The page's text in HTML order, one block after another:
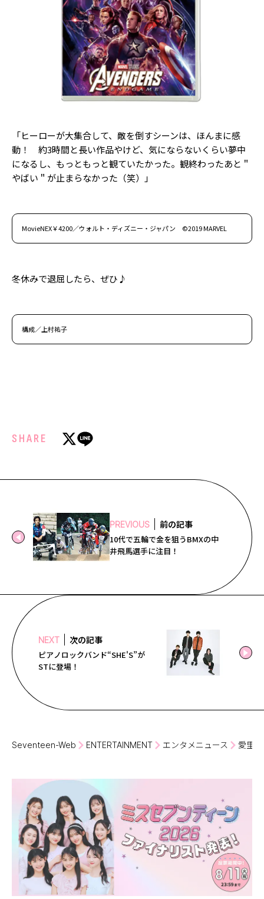
「ヒーローが大集合して、敵を倒すシーンは、ほんまに感
動！ 約3時間と長い作品やけど、気にならないくらい夢中
になるし、もっともっと観ていたかった。観終わったあと＂
やばい＂が止まらなかった（笑）」
MovieNEX￥4200／ウォルト・ディズニー・ジャパン ©2019 MARVEL
冬休みで退屈したら、ぜひ♪
構成／上村祐子
SHARE
PREVIOUS 前の記事
10代で五輪で金を狙うBMXの中
井飛馬選手に注目！
NEXT 次の記事
ピアノロックバンド“SHE'S”が
STに登場！
Seventeen-Web ENTERTAINMENT エンタメニュース 愛里